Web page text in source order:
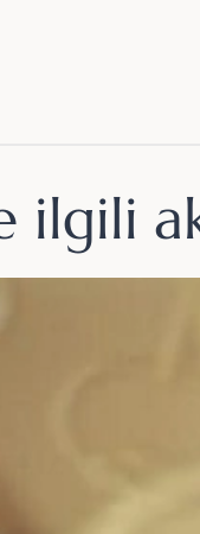
ilgili